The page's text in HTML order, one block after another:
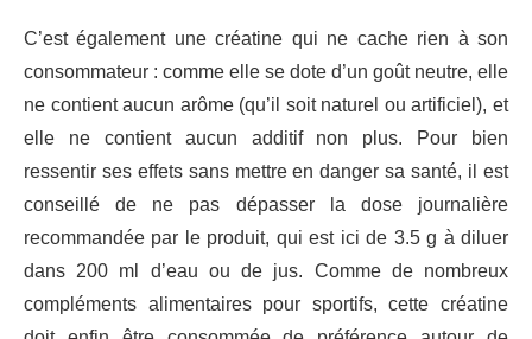
C’est également une créatine qui ne cache rien à son
consommateur : comme elle se dote d’un goût neutre, elle
ne contient aucun arôme (qu’il soit naturel ou artificiel), et
elle ne contient aucun additif non plus. Pour bien
ressentir ses effets sans mettre en danger sa santé, il est
conseillé de ne pas dépasser la dose journalière
recommandée par le produit, qui est ici de 3.5 g à diluer
dans 200 ml d’eau ou de jus. Comme de nombreux
compléments alimentaires pour sportifs, cette créatine